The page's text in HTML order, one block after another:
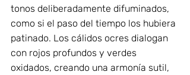
tonos deliberadamente difuminados,
como si el paso del tiempo los hubiera
patinado. Los cálidos ocres dialogan
con rojos profundos y verdes
oxidados, creando una armonía sutil,